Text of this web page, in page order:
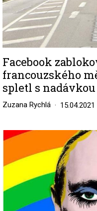
Facebook
francouzského
spletl s nadávkou
Zuzana Rychlá 15.04.2021
Image